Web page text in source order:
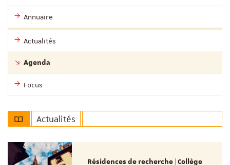
Annuaire
Actualités
Agenda
Focus
Actualités
Résidences de recherche | Collège